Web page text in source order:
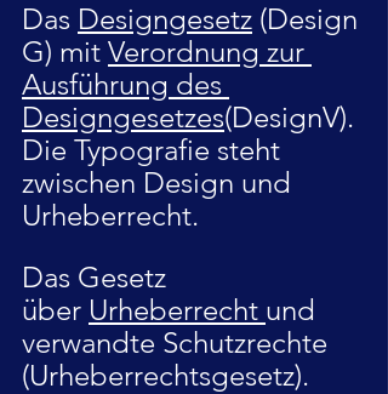
Das Designgesetz (Design
G) mit Verordnung zur
Ausführung des
Designgesetzes(DesignV).
Die Typografie steht
zwischen Design und
Urheberrecht.
Das Gesetz
über Urheberrecht und
verwandte Schutzrechte
(Urheberrechtsgesetz).